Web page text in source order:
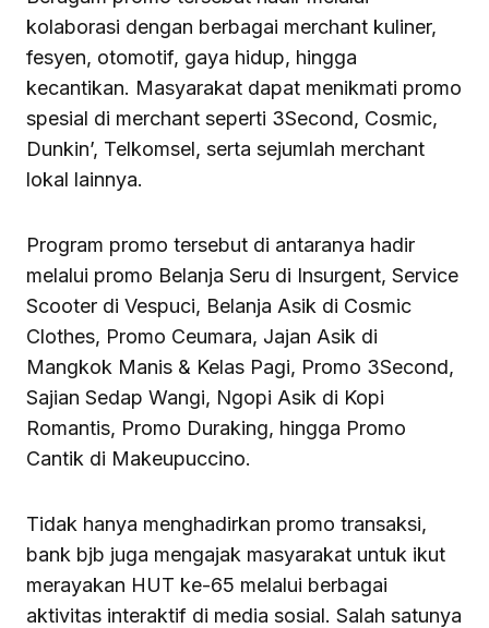
kolaborasi dengan berbagai merchant kuliner,
fesyen, otomotif, gaya hidup, hingga
kecantikan. Masyarakat dapat menikmati promo
spesial di merchant seperti 3Second, Cosmic,
Dunkin’, Telkomsel, serta sejumlah merchant
lokal lainnya.
Program promo tersebut di antaranya hadir
melalui promo Belanja Seru di Insurgent, Service
Scooter di Vespuci, Belanja Asik di Cosmic
Clothes, Promo Ceumara, Jajan Asik di
Mangkok Manis & Kelas Pagi, Promo 3Second,
Sajian Sedap Wangi, Ngopi Asik di Kopi
Romantis, Promo Duraking, hingga Promo
Cantik di Makeupuccino.
Tidak hanya menghadirkan promo transaksi,
bank bjb juga mengajak masyarakat untuk ikut
merayakan HUT ke-65 melalui berbagai
aktivitas interaktif di media sosial. Salah satunya